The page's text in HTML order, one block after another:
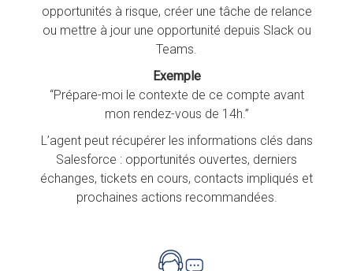
opportunités à risque, créer une tâche de relance
ou mettre à jour une opportunité depuis Slack ou
Teams.
Exemple
“Prépare-moi le contexte de ce compte avant
mon rendez-vous de 14h.”
L’agent peut récupérer les informations clés dans
Salesforce : opportunités ouvertes, derniers
échanges, tickets en cours, contacts impliqués et
prochaines actions recommandées.